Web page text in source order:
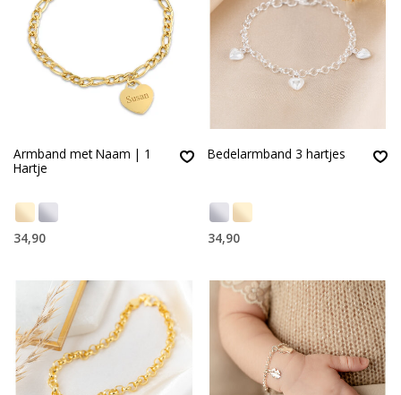
Armband met Naam | 1
Hartje
34,90
Bedelarmband 3 hartjes
34,90